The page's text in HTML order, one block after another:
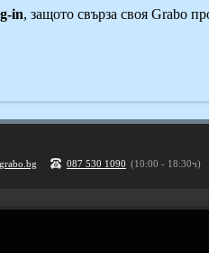
in, защото свърза своя Grabo
087 530 1090 (10:00 - 18:30ч)